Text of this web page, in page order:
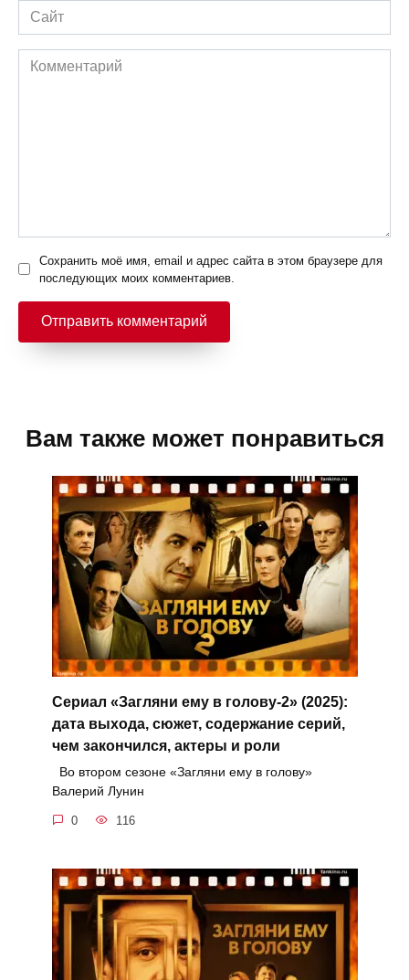
Сайт
Комментарий
Сохранить моё имя, email и адрес сайта в этом браузере для
последующих моих комментариев.
Вам также может понравиться
Сериал «Загляни ему в голову-2» (2025):
дата выхода, сюжет, содержание серий,
чем закончился, актеры и роли
Во втором сезоне «Загляни ему в голову»
Валерий Лунин
0 116